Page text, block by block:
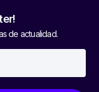
de actualidad.